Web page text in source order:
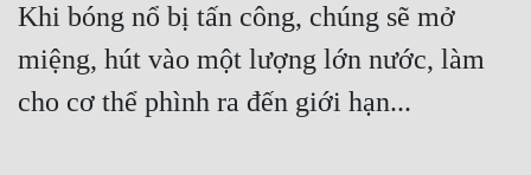
Góc Nhìn Nam
Khi bóng nổ bị tấn công, chúng sẽ mở
miệng, hút vào một lượng lớn nước, làm
cho cơ thể phình ra đến giới hạn...